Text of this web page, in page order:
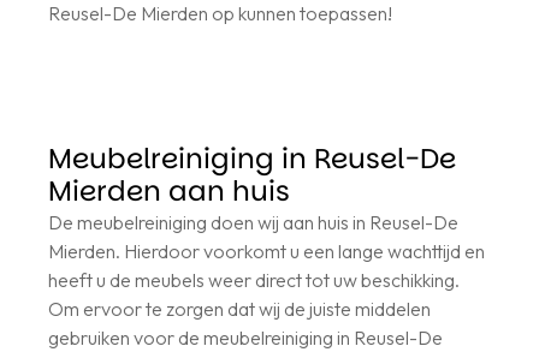
Reusel-De Mierden op kunnen toepassen!
Meubelreiniging in Reusel-De
Mierden aan huis
De meubelreiniging doen wij aan huis in Reusel-De
Mierden. Hierdoor voorkomt u een lange wachttijd en
heeft u de meubels weer direct tot uw beschikking.
Om ervoor te zorgen dat wij de juiste middelen
gebruiken voor de meubelreiniging in Reusel-De